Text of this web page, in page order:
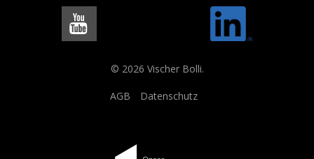
© 2026 Vischer Bolli.
AGB Datenschutz